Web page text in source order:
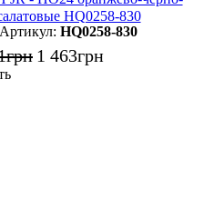
HQ0258-830
HQ0258-830
грн 1 463грн